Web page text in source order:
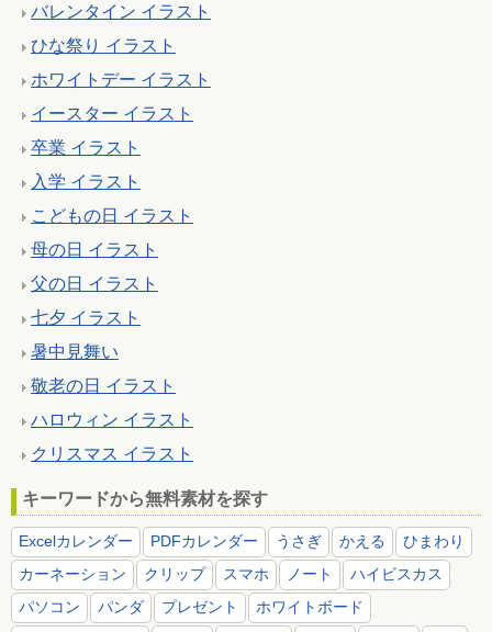
バレンタイン イラスト
ひな祭り イラスト
ホワイトデー イラスト
イースター イラスト
卒業 イラスト
入学 イラスト
こどもの日 イラスト
母の日 イラスト
父の日 イラスト
七夕 イラスト
暑中見舞い
敬老の日 イラスト
ハロウィン イラスト
クリスマス イラスト
キーワードから無料素材を探す
Excelカレンダー PDFカレンダー うさぎ かえる
ひまわり
カーネーション
クリップ スマホ ノート
ハイビスカス
パソコン
パンダ プレゼント
ホワイトボード